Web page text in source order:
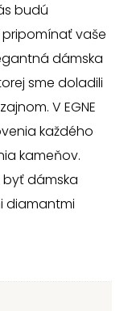
budú
vaše
dámska
sme doladili
V EGNE
každého
kameňov.
dámska
diamantmi